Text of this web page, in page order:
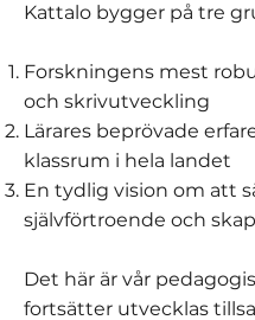
Kattalo bygger på tre
Forskningens mest
och skrivutveckling
Lärares beprövade
klassrum i hela landet
En tydlig vision om att
självförtroende och
Det här är vår
fortsätter utvecklas